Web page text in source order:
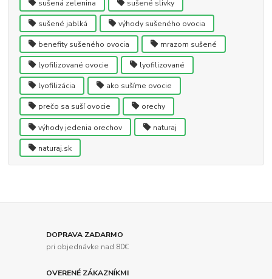
sušená zelenina sušené slivky
sušené jablká výhody sušeného ovocia
benefity sušeného ovocia mrazom sušené
lyofilizované ovocie lyofilizované
lyofilizácia ako sušíme ovocie
prečo sa suší ovocie orechy
výhody jedenia orechov naturaj
naturaj.sk
DOPRAVA ZADARMO
pri objednávke nad 80€
OVERENÉ ZÁKAZNÍKMI